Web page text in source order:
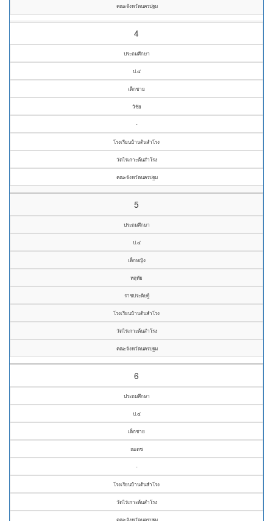
คณะจังหวัดนครปฐม
4
ประถมศึกษา
ป.๔
เด็กชาย
วิชัย
-
โรงเรียนบ้านต้นสำโรง
วัดไร่เกาะต้นสำโรง
คณะจังหวัดนครปฐม
5
ประถมศึกษา
ป.๔
เด็กหญิง
หฤทัย
ราชประดิษฐ์
โรงเรียนบ้านต้นสำโรง
วัดไร่เกาะต้นสำโรง
คณะจังหวัดนครปฐม
6
ประถมศึกษา
ป.๔
เด็กชาย
ณเดช
-
โรงเรียนบ้านต้นสำโรง
วัดไร่เกาะต้นสำโรง
คณะจังหวัดนครปฐม